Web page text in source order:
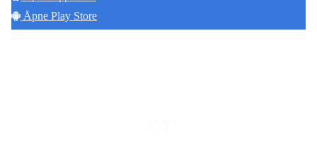
Åpne Play Store